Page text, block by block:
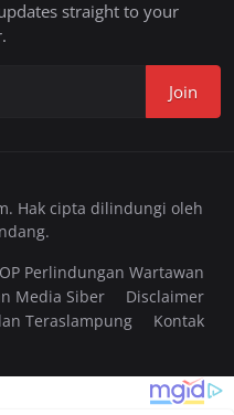
straight to your
Join
Hak cipta dilindungi oleh
Perlindungan Wartawan
Media Siber
Disclaimer
Teraslampung
Kontak